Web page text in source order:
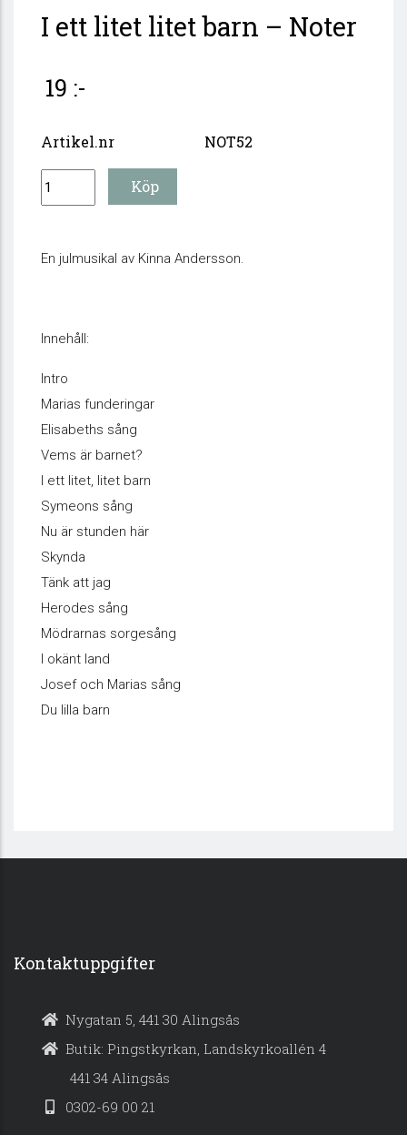
I ett litet litet barn – Noter
19 :-
Artikel.nr NOT52
En julmusikal av Kinna Andersson.
Innehåll:
Intro
Marias funderingar
Elisabeths sång
Vems är barnet?
I ett litet, litet barn
Symeons sång
Nu är stunden här
Skynda
Tänk att jag
Herodes sång
Mödrarnas sorgesång
I okänt land
Josef och Marias sång
Du lilla barn
Kontaktuppgifter
Nygatan 5, 441 30 Alingsås
Butik: Pingstkyrkan, Landskyrkoallén 4
441 34 Alingsås
0302-69 00 21